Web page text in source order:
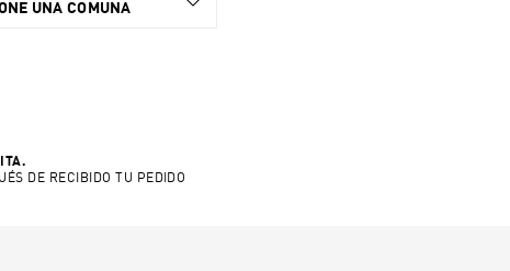
UNA COMUNA
DE RECIBIDO TU PEDIDO